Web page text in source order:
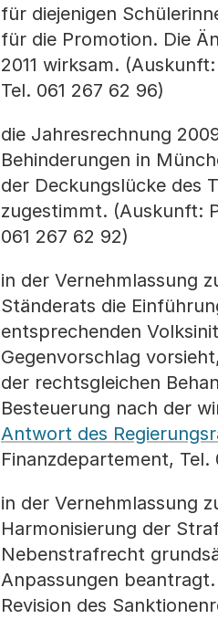
für diejenigen
für die Promotion. Die
2011 wirksam.
Tel. 061 267 62 96)
die Jahresrechnung
Behinderungen in
der Deckungslücke des
zugestimmt. (Auskunft:
061 267 62 92)
in der Vernehmlassung
Ständerats die
entsprechenden
Gegenvorschlag
der rechtsgleichen
Besteuerung nach der
Antwort des
Finanzdepartement, Tel.
in der Vernehmlassung
Harmonisierung der
Nebenstrafrecht
Anpassungen
Revision des